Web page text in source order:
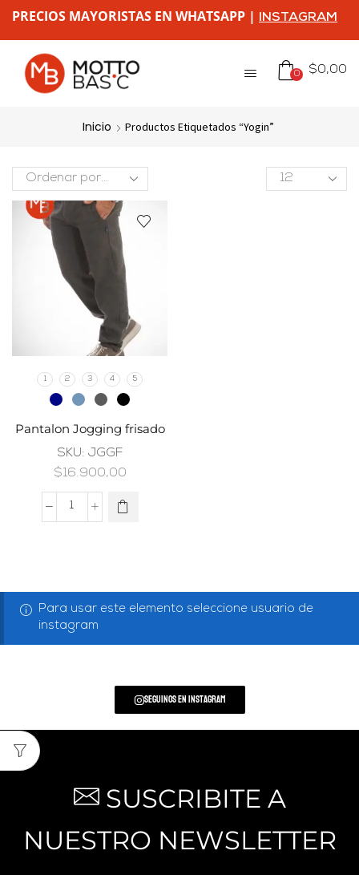
PRECIOS MAYORISTAS EN WHATSAPP | INSTAGRAM
0 $0,00
Inicio Productos Etiquetados “yogin”
1 2 3 4 5
Pantalon Jogging frisado
SKU: JGGF
$16.900,00
Para usar este elemento seleccione usuario de
instagram
Seguinos en Instagram
SUSCRIBITE A
NUESTRO NEWSLETTER